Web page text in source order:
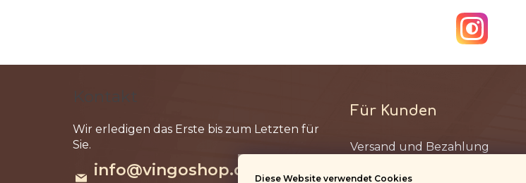
Diese Website verwendet Cookies
info@vingoshop.de
Für Kunden
Versand und Bezahlung